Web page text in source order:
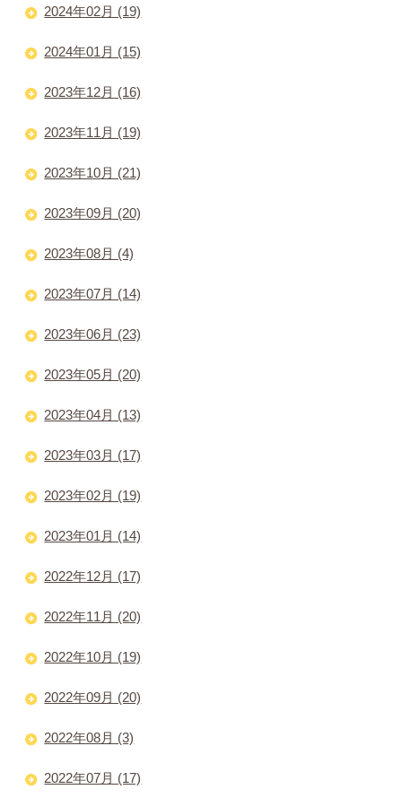
2024年02月 (19)
2024年01月 (15)
2023年12月 (16)
2023年11月 (19)
2023年10月 (21)
2023年09月 (20)
2023年08月 (4)
2023年07月 (14)
2023年06月 (23)
2023年05月 (20)
2023年04月 (13)
2023年03月 (17)
2023年02月 (19)
2023年01月 (14)
2022年12月 (17)
2022年11月 (20)
2022年10月 (19)
2022年09月 (20)
2022年08月 (3)
2022年07月 (17)